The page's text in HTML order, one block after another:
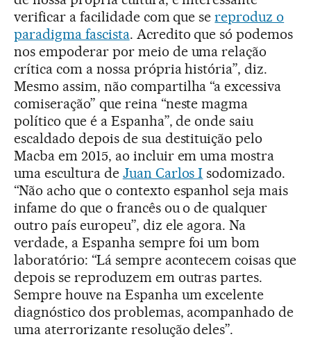
verificar a facilidade com que sereproduz o
paradigma fascista. Acredito que só podemos
nos empoderar por meio de uma relação
crítica com a nossa própria história”, diz.
Mesmo assim, não compartilha “a excessiva
comiseração” que reina “neste magma
político que é a Espanha”, de onde saiu
escaldado depois de sua destituição pelo
Macba em 2015, ao incluir em uma mostra
uma escultura de Juan Carlos I sodomizado.
“Não acho que o contexto espanhol seja mais
infame do que o francês ou o de qualquer
outro país europeu”, diz ele agora. Na
verdade, a Espanha sempre foi um bom
laboratório: “Lá sempre acontecem coisas que
depois se reproduzem em outras partes.
Sempre houve na Espanha um excelente
diagnóstico dos problemas, acompanhado de
uma aterrorizante resolução deles”.